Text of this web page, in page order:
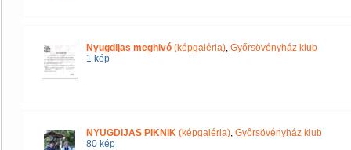
Nyugdijas meghivó (képgaléria), Győrsövényház klub
1 kép
NYUGDIJAS PIKNIK (képgaléria), Győrsövényház klub
80 kép